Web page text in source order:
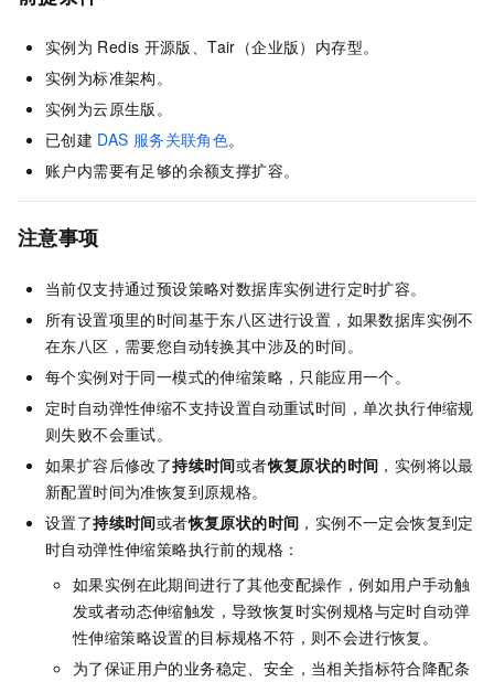
实例为 Redis 开源版、Tair（企业版） 内存型。
实例为标准架构。
实例为云原生版。
已创建 DAS 服务关联角色。
账户内需要有足够的余额支撑扩容。
注意事项
当前仅支持通过预设策略对数据库实例进行定时扩容。
所有设置项里的时间基于东八区进行设置，如果数据库实例不
在东八区，需要您自动转换其中涉及的时间。
每个实例对于同一模式的伸缩策略，只能应用一个。
定时自动弹性伸缩不支持设置自动重试时间，单次执行伸缩规
则失败不会重试。
如果扩容后修改了持续时间或者恢复原状的时间 ，实例将以最
新配置时间为准恢复到原规格。
设置了持续时间或者恢复原状的时间 ，实例不一定会恢复到定
时自动弹性伸缩策略执行前的规格：
如果实例在此期间进行了其他变配操作，例如用户手动触
发或者动态伸缩触发，导致恢复时实例规格与定时自动弹
性伸缩策略设置的目标规格不符，则不会进行恢复。
为了保证用户的业务稳定、安全，当相关指标符合降配条